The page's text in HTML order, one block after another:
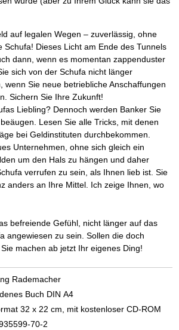
auf legalen Wegen – zuverlässig, ohne
Schufa! Dieses Licht am Ende des Tunnels
dann, wenn es momentan zappenduster
sich von der Schufa nicht länger
wenn Sie neue betriebliche Anschaffungen
Sichern Sie Ihre Zukunft!
Liebling? Dennoch werden Banker Sie
Lesen Sie alle Tricks, mit denen
bei Geldinstituten durchbekommen.
Unternehmen, ohne sich gleich ein
um den Hals zu hängen und daher
verrufen zu sein, als Ihnen lieb ist. Sie
anders an Ihre Mittel. Ich zeige Ihnen, wo
befreiende Gefühl, nicht länger auf das
angewiesen zu sein. Sollen die doch
machen ab jetzt Ihr eigenes Ding!
Rademacher
Buch DIN A4
32 x 22 cm, mit kostenloser CD-ROM
70-2